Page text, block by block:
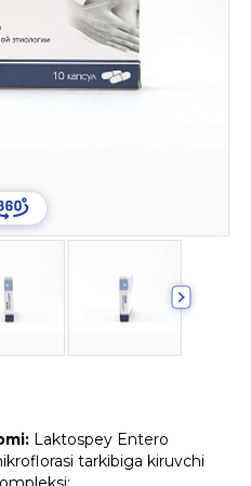
Laktospey Entero
tarkibiga kiruvchi